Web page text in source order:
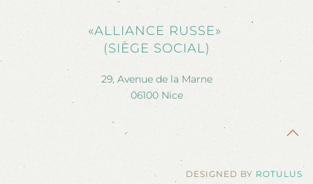
«ALLIANCE RUSSE»
(SIÈGE SOCIAL)
29, Avenue de la Marne
06100 Nice
DESIGNED BY ROTULUS